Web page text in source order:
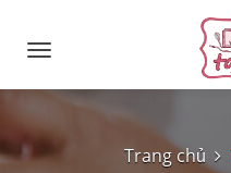
Toggle
Trang chủ